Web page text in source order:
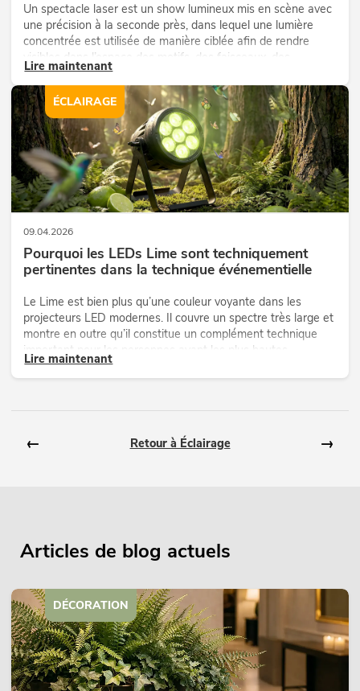
Un spectacle laser est un show lumineux mis en scène avec
une précision à la seconde près, dans lequel une lumière
concentrée est utilisée de manière ciblée afin de rendre
visibles dans l’espace des motifs, des faisceaux, des
graphiques ou des animations.
Lire maintenant
09.04.2026
Pourquoi les LEDs Lime sont techniquement
pertinentes dans la technique événementielle
Le Lime est bien plus qu’une couleur voyante dans les
projecteurs LED modernes. Il couvre un spectre très large et
montre en outre qu’il constitue un complément technique
important pour les personnes ayant les plus hautes
exigences en matière de rendu des couleurs et d’effet
naturel.
Lire maintenant
ÉCLAIRAGE
← Retour à Éclairage →
Articles de blog actuels
DÉCORATION